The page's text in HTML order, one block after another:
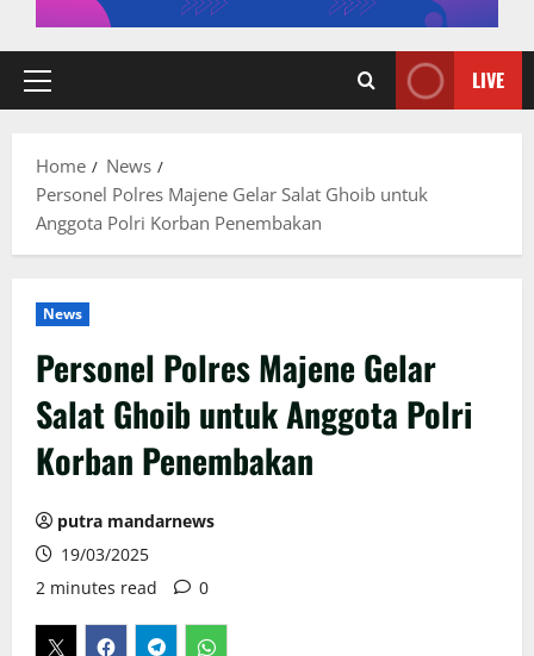
Primary
LIVE
Home
News
Personel Polres Majene Gelar Salat Ghoib untuk
Anggota Polri Korban Penembakan
News
Personel Polres Majene Gelar
Salat Ghoib untuk Anggota Polri
Korban Penembakan
putra mandarnews
19/03/2025
2 minutes read
0